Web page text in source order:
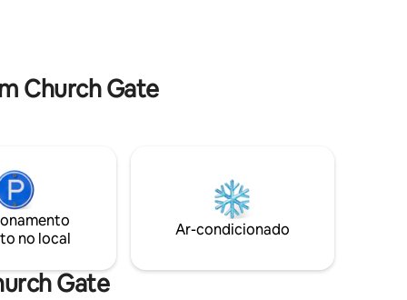
perfeitamente em casa.
Church Gate
no local
Ar-condicionado
Gate